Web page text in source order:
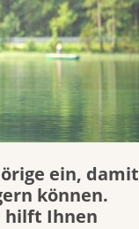
ein, damit
können.
hilft Ihnen